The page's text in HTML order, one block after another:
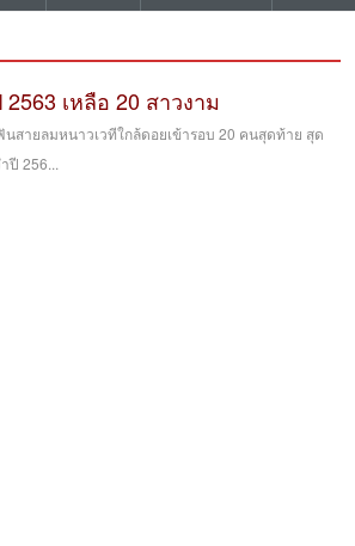
เหลือ 20 สาวงาม
สายลมหนาวเวทีใกล้ดอยเข้ารอบ 20 คนสุดท้าย สุด
ปี 256...